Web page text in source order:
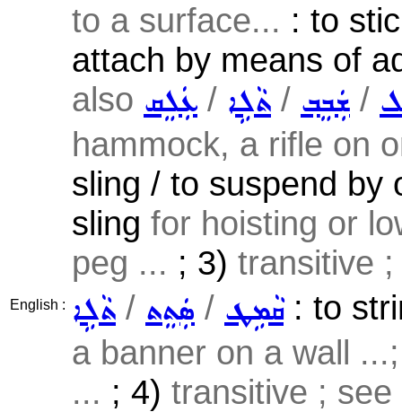
English :
to a surface... : to
attach by means of
also ܥܲܠܸܩ / ܬܵܠܹܐ / ܫܲܒܸܒ݂ /
hammock, a rifle on
sling / to suspend by
sling for hoisting or
peg ... ; 3) transitive
ܬܵܠܹܐ / ܣܲܬܸܬ / ܩܵܡܹܛ: to
a banner on a wall
... ; 4) transitive ;